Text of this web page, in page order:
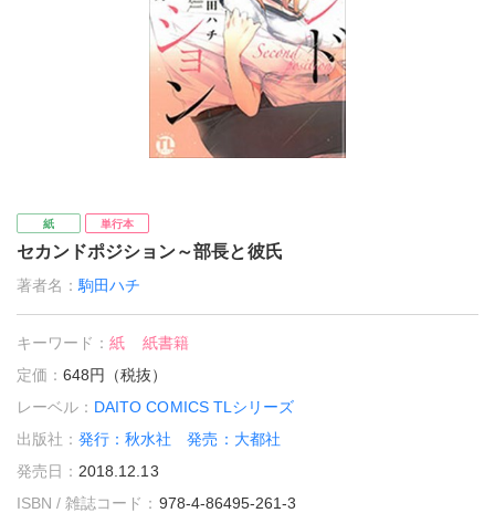
紙 単行本
セカンドポジション～部長と彼氏
著者名：駒田ハチ
キーワード：紙
紙書籍
定価：648円（税抜）
レーベル： DAITO COMICS TLシリーズ
出版社：発行：秋水社 発売：大都社
発売日： 2018.12.13
ISBN / 雑誌コード： 978-4-86495-261-3